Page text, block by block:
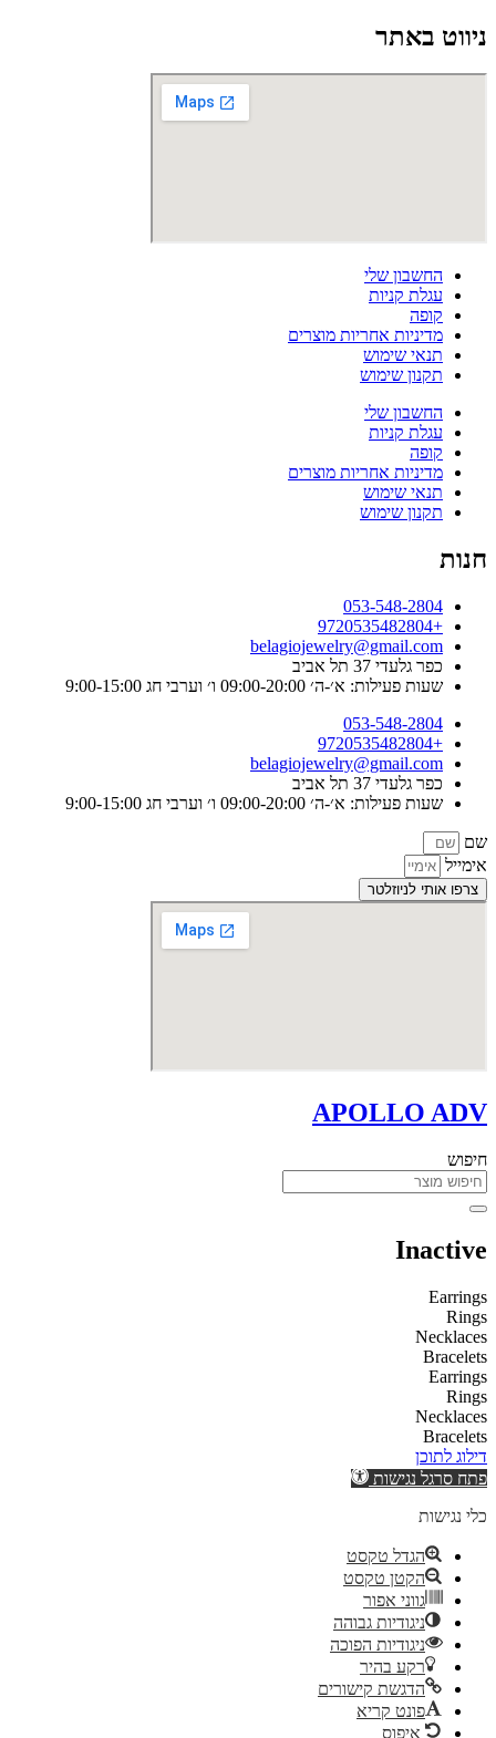
ניווט באתר
החשבון שלי
עגלת קניות
קופה
מדיניות אחריות מוצרים
תנאי שימוש
תקנון שימוש
החשבון שלי
עגלת קניות
קופה
מדיניות אחריות מוצרים
תנאי שימוש
תקנון שימוש
חנות
053-548-2804
+9720535482804
belagiojewelry@gmail.com
כפר גלעדי 37 תל אביב
שעות פעילות: א׳-ה׳ 09:00-20:00 ו׳ וערבי חג 9:00-15:00
053-548-2804
+9720535482804
belagiojewelry@gmail.com
כפר גלעדי 37 תל אביב
שעות פעילות: א׳-ה׳ 09:00-20:00 ו׳ וערבי חג 9:00-15:00
שם
אימייל
צרפו אותי לניוזלטר
APOLLO ADV
חיפוש
Inactive
Earrings
Rings
Necklaces
Bracelets
Earrings
Rings
Necklaces
Bracelets
דילוג לתוכן
פתח סרגל נגישות
כלי נגישות
הגדל טקסט
הקטן טקסט
גווני אפור
ניגודיות גבוהה
ניגודיות הפוכה
רקע בהיר
הדגשת קישורים
פונט קריא
איפוס